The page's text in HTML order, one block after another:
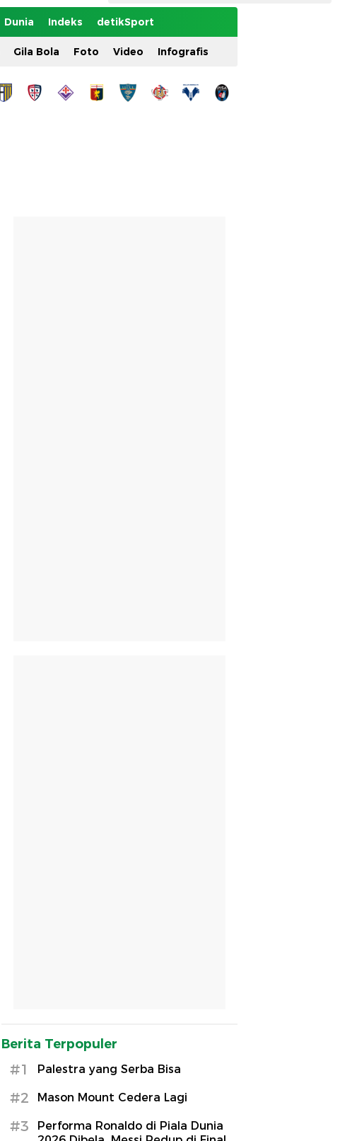
Dunia Indeks detikSport
Gila Bola Foto Video Infografis
Berita Terpopuler
#1 Palestra yang Serba Bisa
#2 Mason Mount Cedera Lagi
#3
Performa Ronaldo di Piala Dunia